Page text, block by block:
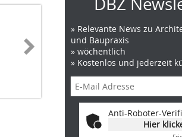
» Relevante News zu
und Baupraxis
» wöchentlich
» Kostenlos und jederzeit
Anti-Roboter-
Hier